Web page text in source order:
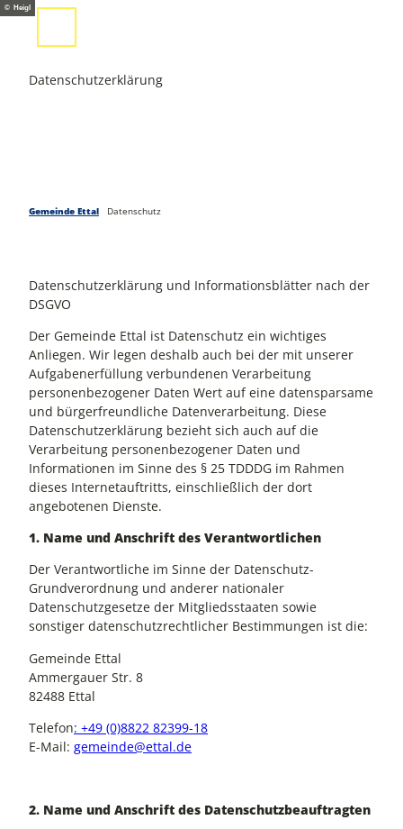
Z© Heigl
Datenschutzerklärung
Gemeinde Ettal Datenschutz
Datenschutzerklärung und Informationsblätter nach der
DSGVO
Der Gemeinde Ettal ist Datenschutz ein wichtiges
Anliegen. Wir legen deshalb auch bei der mit unserer
Aufgabenerfüllung verbundenen Verarbeitung
personenbezogener Daten Wert auf eine datensparsame
und bürgerfreundliche Datenverarbeitung. Diese
Datenschutzerklärung bezieht sich auch auf die
Verarbeitung personenbezogener Daten und
Informationen im Sinne des § 25 TDDDG im Rahmen
dieses Internetauftritts, einschließlich der dort
angebotenen Dienste.
1. Name und Anschrift des Verantwortlichen
Der Verantwortliche im Sinne der Datenschutz-
Grundverordnung und anderer nationaler
Datenschutzgesetze der Mitgliedsstaaten sowie
sonstiger datenschutzrechtlicher Bestimmungen ist die:
Gemeinde Ettal
Ammergauer Str. 8
82488 Ettal
Telefon: +49 (0)8822 82399-18
E-Mail: gemeinde@ettal.de
2. Name und Anschrift des Datenschutzbeauftragten